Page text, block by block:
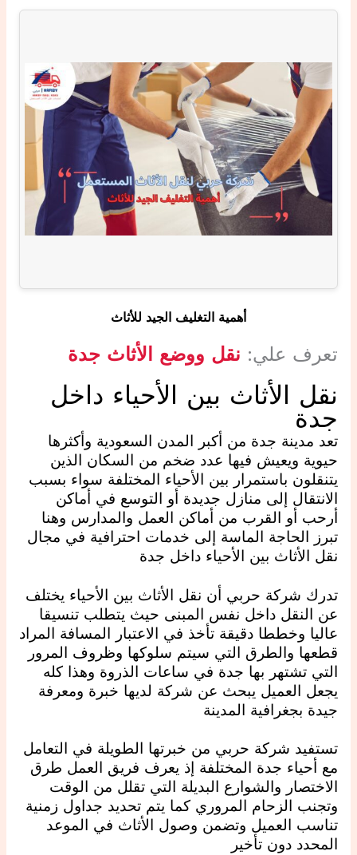
أهمية التغليف الجيد للأثاث
تعرف علي: نقل ووضع الأثاث جدة
نقل الأثاث بين الأحياء داخل
جدة
تعد مدينة جدة من أكبر المدن السعودية وأكثرها
حيوية ويعيش فيها عدد ضخم من السكان الذين
يتنقلون باستمرار بين الأحياء المختلفة سواء بسبب
الانتقال إلى منازل جديدة أو التوسع في أماكن
أرحب أو القرب من أماكن العمل والمدارس وهنا
تبرز الحاجة الماسة إلى خدمات احترافية في مجال
نقل الأثاث بين الأحياء داخل جدة
تدرك شركة حربي أن نقل الأثاث بين الأحياء يختلف
عن النقل داخل نفس المبنى حيث يتطلب تنسيقا
عاليا وخططا دقيقة تأخذ في الاعتبار المسافة المراد
قطعها والطرق التي سيتم سلوكها وظروف المرور
التي تشتهر بها جدة في ساعات الذروة وهذا كله
يجعل العميل يبحث عن شركة لديها خبرة ومعرفة
جيدة بجغرافية المدينة
تستفيد شركة حربي من خبرتها الطويلة في التعامل
مع أحياء جدة المختلفة إذ يعرف فريق العمل طرق
الاختصار والشوارع البديلة التي تقلل من الوقت
وتجنب الزحام المروري كما يتم تحديد جداول زمنية
تناسب العميل وتضمن وصول الأثاث في الموعد
المحدد دون تأخير